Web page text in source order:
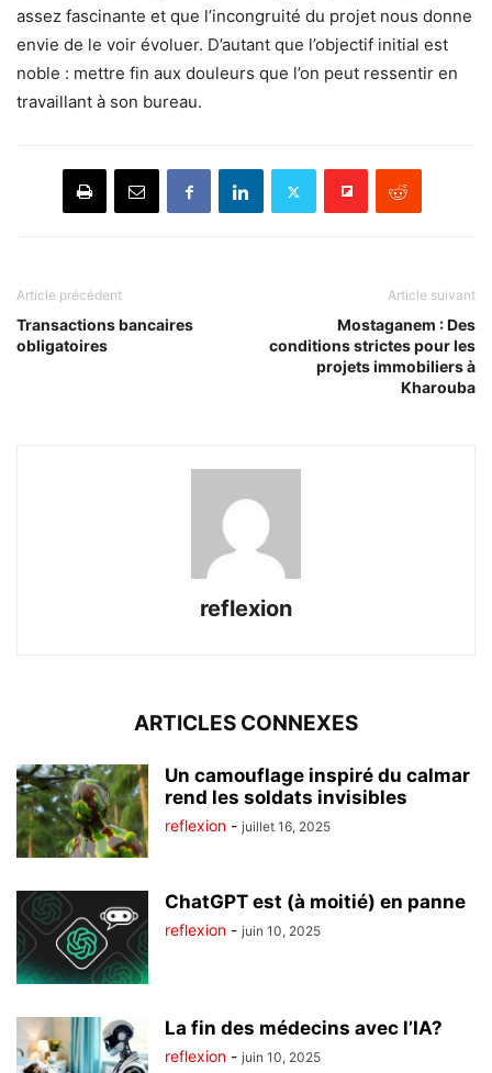
assez fascinante et que l’incongruité du projet nous donne
envie de le voir évoluer. D’autant que l’objectif initial est
noble : mettre fin aux douleurs que l’on peut ressentir en
travaillant à son bureau.
Article précédent
Transactions bancaires
obligatoires
Article suivant
Mostaganem : Des
conditions strictes pour les
projets immobiliers à
Kharouba
reflexion
ARTICLES CONNEXES
Un camouflage inspiré du calmar
rend les soldats invisibles
reflexion - juillet 16, 2025
ChatGPT est (à moitié) en panne
reflexion - juin 10, 2025
La fin des médecins avec l’IA?
reflexion - juin 10, 2025